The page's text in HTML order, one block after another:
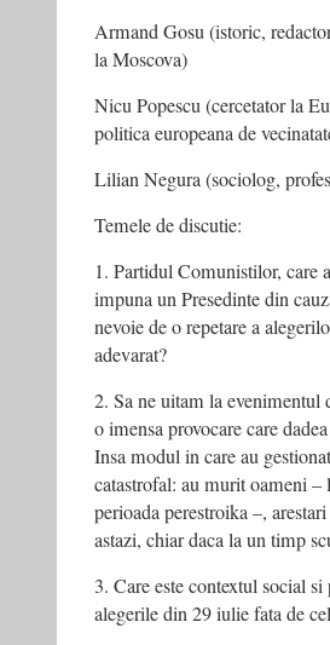
Armand Gosu (istoric,
la Moscova)
Nicu Popescu (cercetator la
politica europeana de
Lilian Negura (sociolog,
Temele de discutie:
1. Partidul Comunistilor, care
impuna un Presedinte din
nevoie de o repetare a
adevarat?
2. Sa ne uitam la evenimentul
o imensa provocare care
Insa modul in care au
catastrofal: au murit oameni
perioada perestroika –,
astazi, chiar daca la un timp
3. Care este contextul social
alegerile din 29 iulie fata de